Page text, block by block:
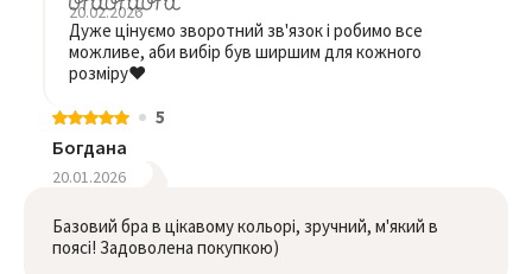
20.02.2026
Дуже цінуємо зворотний зв'язок і робимо все
можливе, аби вибір був ширшим для кожного
розміру❤️
5
Богдана
20.01.2026
Базовий бра в цікавому кольорі, зручний, м'який в
поясі! Задоволена покупкою)